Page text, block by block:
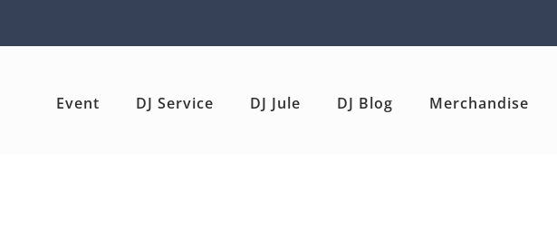
Event DJ Service DJ Jule DJ Blog Merchandise